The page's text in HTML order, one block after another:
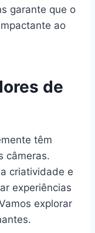
garante que o
ao
de
têm
câmeras.
criatividade e
experiências
explorar